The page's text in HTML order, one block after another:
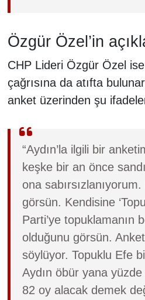
Özgür Özel’in
CHP Lideri Özgür Özel
çağrısına da atıfta
anket üzerinden şu
“Aydın’la ilgili bir
keşke bir an önce
ona
görsün. Kendisine
Parti’ye topuklamanın
olduğunu görsün.
söylüyor. Topuklu Efe
Aydın öbür yana
82 oy alacak demek